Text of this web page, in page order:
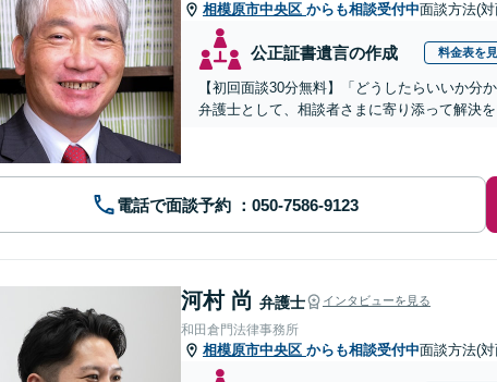
相模原市中央区 からも相談受付中面談方法(
公正証書遺言の作成 料金表を
【初回面談30分無料】「どうしたらいいか
弁護士として、相談者さまに寄り添って解決
電話で面談予約
河村 尚 弁護士 インタビューを見る
和田倉門法律事務所
相模原市中央区 からも相談受付中面談方法(